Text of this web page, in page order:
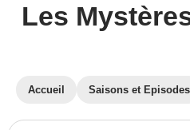
Les
Accueil Saisons et Episodes